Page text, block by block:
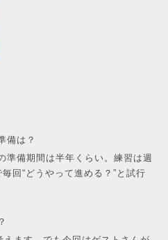
備は？
準備期間は半年くらい。練習は週
回“どうやって進める？”と試行